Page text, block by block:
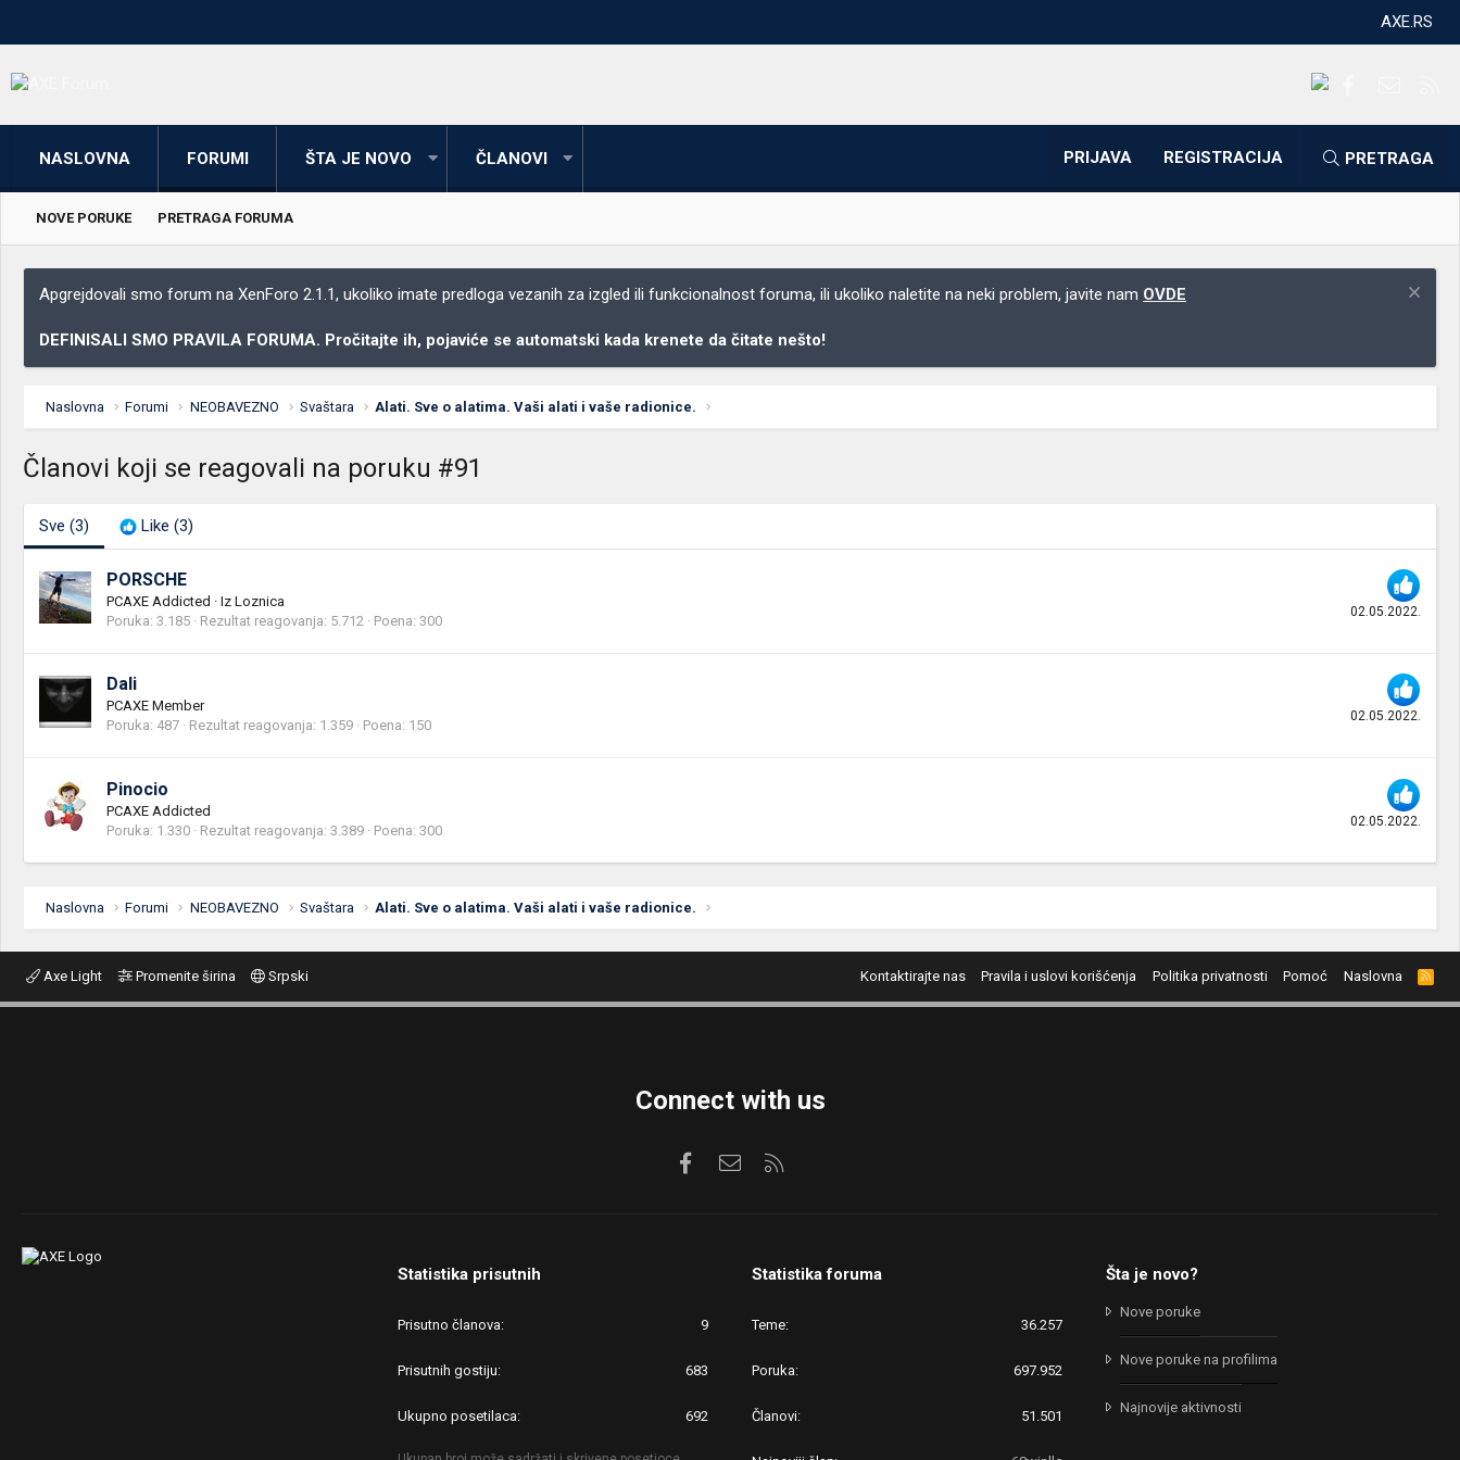
AXE.RS
NASLOVNA FORUMI ŠTA JE NOVO ČLANOVI PRIJAVA REGISTRACIJA PRETRAGA
NOVE PORUKE PRETRAGA FORUMA
Apgrejdovali smo forum na XenForo 2.1.1, ukoliko imate predloga vezanih za izgled ili funkcionalnost foruma, ili ukoliko naletite na neki problem, javite nam OVDE
DEFINISALI SMO PRAVILA FORUMA. Pročitajte ih, pojaviće se automatski kada krenete da čitate nešto!
Naslovna Forumi NEOBAVEZNO Svaštara Alati. Sve o alatima. Vaši alati i vaše radionice.
Članovi koji se reagovali na poruku #91
Sve (3) Like (3)
02.05.2022.
PORSCHE
PCAXE Addicted · Iz Loznica
Poruka 3.185 Rezultat reagovanja 5.712 Poena 300
02.05.2022.
Dali
PCAXE Member
Poruka 487 Rezultat reagovanja 1.359 Poena 150
02.05.2022.
Pinocio
PCAXE Addicted
Poruka 1.330 Rezultat reagovanja 3.389 Poena 300
Naslovna Forumi NEOBAVEZNO Svaštara Alati. Sve o alatima. Vaši alati i vaše radionice.
Axe Light Promenite širina Srpski Kontaktirajte nas Pravila i uslovi korišćenja Politika privatnosti Pomoć Naslovna
R
S
S
Connect with us
FacebookKontaktirajte nas
Statistika prisutnih
Prisutno članova 9
Prisutnih gostiju 683
Ukupno posetilaca 692
Statistika foruma
Teme 36.257
Poruka 697.952
Članovi 51.501
Šta je novo?
Nove poruke
Nove poruke na profilima
Najnovije aktivnosti